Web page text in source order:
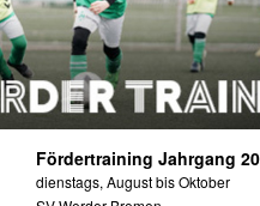
Fördertraining Jahrgang
dienstags, August bis Oktober